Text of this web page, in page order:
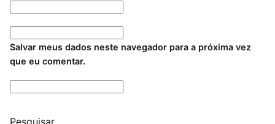
Salvar meus dados neste navegador para a próxima vez
que eu comentar.
Pesquisar